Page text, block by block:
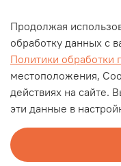
Продолжая
обработку данных с
Политики обработки
местоположения,
действиях на сайте.
эти данные в